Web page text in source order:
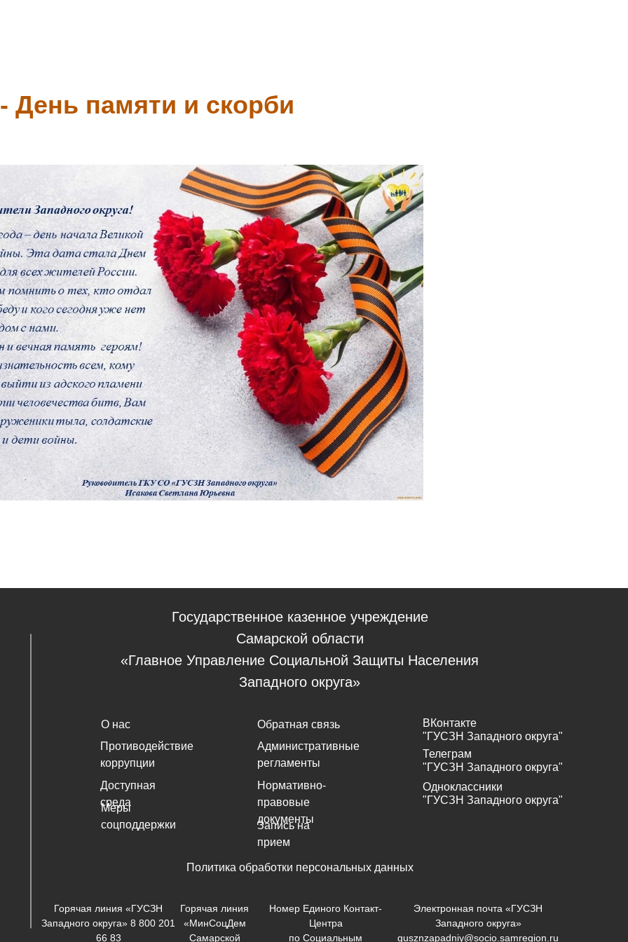
День памяти и скорби
Государственное казенное учреждение
Самарской области
«Главное Управление Социальной Защиты Населения
Западного округа»
Горячая линия «ГУСЗН
Западного округа» 8 800 201
66 83
Горячая линия
«МинСоцДем
Самарской
Номер Единого Контакт-
Центра
по Социальным
Электронная почта «ГУСЗН
Западного округа»
gusznzapadniy@socio.samregion.ru
О нас
Противодействие
коррупции
Доступная
среда
Меры
соцподдержки
Политика обработки персональных данных
Обратная связь
Административные
регламенты
Нормативно-
правовые
документы
Запись на
прием
ВКонтакте
"ГУСЗН Западного округа"
Телеграм
"ГУСЗН Западного округа"
Одноклассники
"ГУСЗН Западного округа"